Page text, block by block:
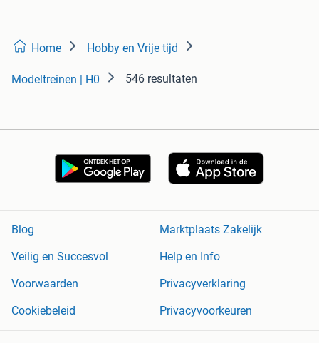
Home Hobby en Vrije tijd
Modeltreinen | H0 546 resultaten
Blog
Marktplaats Zakelijk
Veilig en Succesvol
Help en Info
Voorwaarden
Privacyverklaring
Cookiebeleid
Privacyvoorkeuren